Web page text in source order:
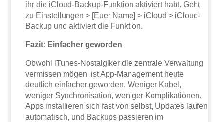
ihr die iCloud-Backup-Funktion aktiviert habt. Geht
zu Einstellungen > [Euer Name] > iCloud > iCloud-
Backup und aktiviert die Funktion.
Fazit: Einfacher geworden
Obwohl iTunes-Nostalgiker die zentrale Verwaltung
vermissen mögen, ist App-Management heute
deutlich einfacher geworden. Weniger Kabel,
weniger Synchronisation, weniger Komplikationen.
Apps installieren sich fast von selbst, Updates laufen
automatisch, und Backups passieren im